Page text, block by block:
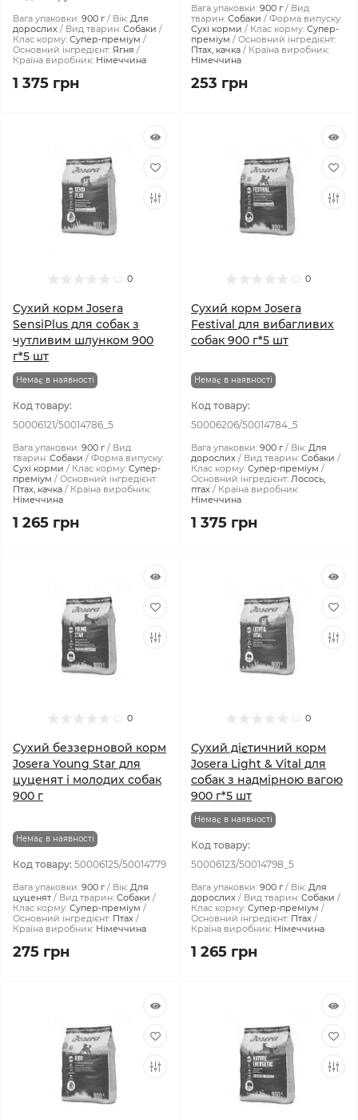
Вага упаковки: 900 г Вік: Для
дорослих
Вид тварин: Собаки
Клас корму: Супер-преміум
Основний інгредієнт: Ягня
Країна виробник: Німеччина
1 375 грн
Вага упаковки: 900 г
Вид
тварин: Собаки
Форма випуску:
Сухі корми
Клас корму: Супер-
преміум
Основний інгредієнт:
Птах, качка
Країна виробник:
Німеччина
253 грн
0
Сухий корм Josera
SensiPlus для собак з
чутливим шлунком 900
г*5 шт
Немає в наявності
Код товару:
50006121/50014786_5
Вага упаковки: 900 г
Вид
тварин: Собаки
Форма випуску:
Сухі корми
Клас корму: Супер-
преміум
Основний інгредієнт:
Птах, качка
Країна виробник:
Німеччина
1 265 грн
0
Сухий корм Josera
Festival для вибагливих
собак 900 г*5 шт
Немає в наявності
Код товару:
50006206/50014784_5
Вага упаковки: 900 г Вік: Для
дорослих
Вид тварин: Собаки
Клас корму: Супер-преміум
Основний інгредієнт: Лосось,
птах
Країна виробник:
Німеччина
1 375 грн
0
Сухий беззерновой корм
Josera Young Star для
цуценят і молодих собак
900 г
Немає в наявності
Код товару: 50006125/50014779
Вага упаковки: 900 г Вік: Для
цуценят
Вид тварин: Собаки
Клас корму: Супер-преміум
Основний інгредієнт: Птах
Країна виробник: Німеччина
275 грн
0
Сухий дієтичний корм
Josera Light & Vital для
собак з надмірною вагою
900 г*5 шт
Немає в наявності
Код товару:
50006123/50014798_5
Вага упаковки: 900 г Вік: Для
дорослих
Вид тварин: Собаки
Клас корму: Супер-преміум
Основний інгредієнт: Птах
Країна виробник: Німеччина
1 265 грн